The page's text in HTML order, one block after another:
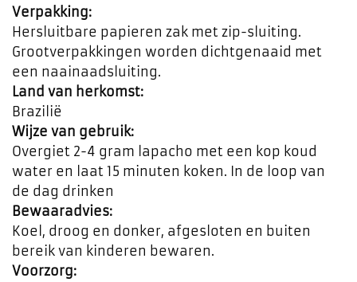
Verpakking:
Hersluitbare papieren zak met zip-sluiting.
Grootverpakkingen worden dichtgenaaid met
een naainaadsluiting.
Land van herkomst:
Brazilië
Wijze van gebruik:
Overgiet 2-4 gram lapacho met een kop koud
water en laat 15 minuten koken. In de loop van
de dag drinken
Bewaaradvies:
Koel, droog en donker, afgesloten en buiten
bereik van kinderen bewaren.
Voorzorg: